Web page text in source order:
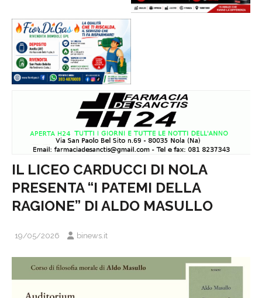
IL LICEO CARDUCCI DI NOLA
PRESENTA “I PATEMI DELLA
RAGIONE” DI ALDO MASULLO
19/05/2026 binews.it